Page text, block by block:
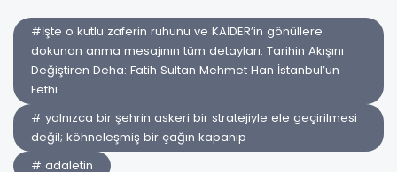
#İşte o kutlu zaferin ruhunu ve KAİDER’in gönüllere
dokunan anma mesajının tüm detayları: Tarihin Akışını
Değiştiren Deha: Fatih Sultan Mehmet Han İstanbul’un
Fethi
# yalnızca bir şehrin askeri bir stratejiyle ele geçirilmesi
değil; köhneleşmiş bir çağın kapanıp
# adaletin